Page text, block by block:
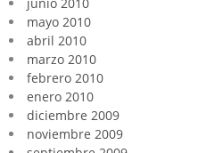
junio 2010
mayo 2010
abril 2010
marzo 2010
febrero 2010
enero 2010
diciembre 2009
noviembre 2009